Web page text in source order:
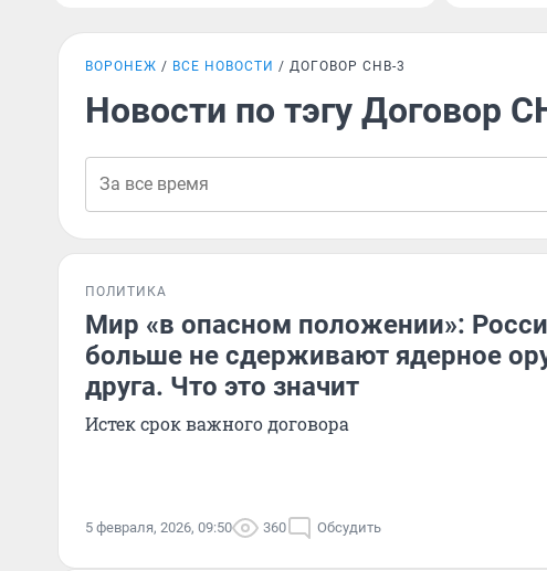
ВОРОНЕЖ ВСЕ НОВОСТИ ДОГОВОР СНВ-3
Новости по тэгу Договор
ПОЛИТИКА
Мир «в опасном положении»:
больше не сдерживают ядерное
друга. Что это значит
Истек срок важного договора
5 февраля, 2026, 09:50 360 Обсудить